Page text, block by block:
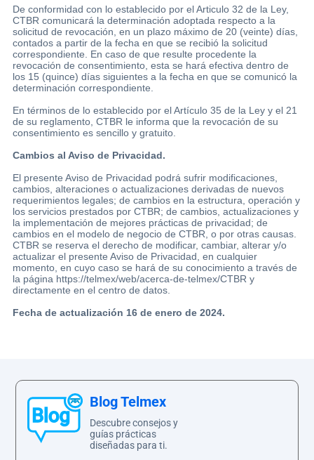
De conformidad con lo establecido por el Articulo 32 de la Ley,
CTBR comunicará la determinación adoptada respecto a la
solicitud de revocación, en un plazo máximo de 20 (veinte) días,
contados a partir de la fecha en que se recibió la solicitud
correspondiente. En caso de que resulte procedente la
revocación de consentimiento, esta se hará efectiva dentro de
los 15 (quince) días siguientes a la fecha en que se comunicó la
determinación correspondiente.
En términos de lo establecido por el Artículo 35 de la Ley y el 21
de su reglamento, CTBR le informa que la revocación de su
consentimiento es sencillo y gratuito.
Cambios al Aviso de Privacidad.
El presente Aviso de Privacidad podrá sufrir modificaciones,
cambios, alteraciones o actualizaciones derivadas de nuevos
requerimientos legales; de cambios en la estructura, operación y
los servicios prestados por CTBR; de cambios, actualizaciones y
la implementación de mejores prácticas de privacidad; de
cambios en el modelo de negocio de CTBR, o por otras causas.
CTBR se reserva el derecho de modificar, cambiar, alterar y/o
actualizar el presente Aviso de Privacidad, en cualquier
momento, en cuyo caso se hará de su conocimiento a través de
la página https://telmex/web/acerca-de-telmex/CTBR y
directamente en el centro de datos.
Fecha de actualización 16 de enero de 2024.
Blog Telmex
Descubre consejos y
guías prácticas
diseñadas para ti.